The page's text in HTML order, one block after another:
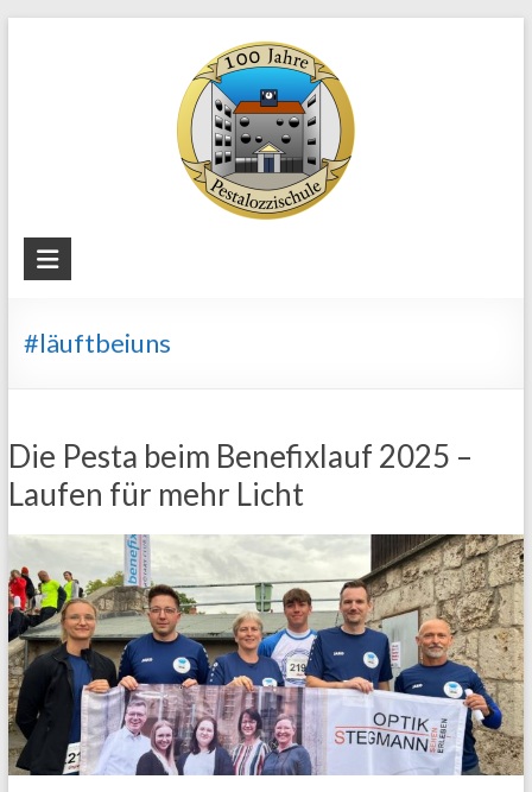
Staatliche
"Pestalozzi"
#läuftbeiuns
Die Pesta beim Benefixlauf 2025 –
Laufen für mehr Licht